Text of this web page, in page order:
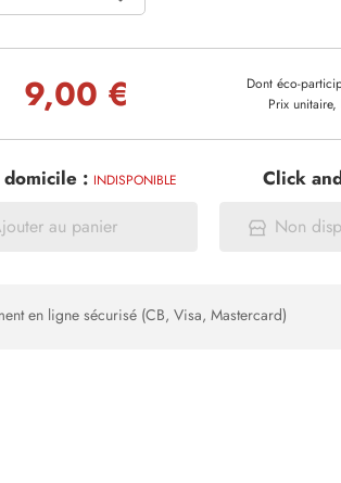
9,00 €
Dont éco-
Prix
: INDISPONIBLE
au panier
Click
Non
en ligne sécurisé (CB, Visa, Mastercard)